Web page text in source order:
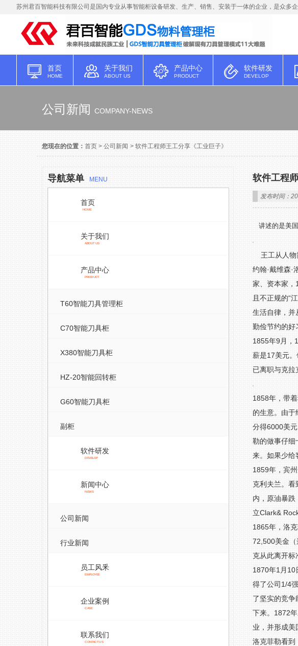
苏州君百智能科技有限公司是国内专业从事智能柜设备研发、生产、销售、安装于一体的企业，是众多
首页
HOME
关于我们
ABOUT US
产品中心
PRODUCT
软件研发
DEVELOP
公司新闻 COMPANY-NEWS
您现在的位置： 首页 > 公司新闻 > 软件工程师王工分享《工业巨子》
导航菜单 MENU
首页
HOME
关于我们
ABOUT US
产品中心
PRODUCT
T60智能刀具管理柜
C70智能刀具柜
X380智能刀具柜
HZ-20智能回转柜
G60智能刀具柜
副柜
软件研发
DEVELOP
新闻中心
NEWS
公司新闻
行业新闻
员工风釆
EMPLOYEE
企业案例
CASE
联系我们
CONTACT US
软件工程
发布时间：
讲述的是美国
王工从人物
约翰·戴维森
家、资本家，
且不正规的“
生活自律，并
勤俭节约的好
1855年9月，
薪是17美元
已离职与克拉
1858年，带
的生意。由
分得6000美
勒的做事仔细
来。如果少给
1859年，宾
克利夫兰。看
内，原油暴
立Clark&
1865年，洛
72,500美金
克从此离开标
1870年1月10
得了公司1/4
了坚实的竞
下来。1872
业，并形成美
洛克菲勒看到